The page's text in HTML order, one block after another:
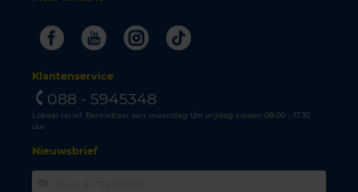
FacebookYoutubeInstagram
Tiktok
Klantenservice
088 - 5945348
Lokaal tarief. Bereikbaar van maandag t/m vrijdag tussen 08.00 - 17.30
uur.
Nieuwsbrief